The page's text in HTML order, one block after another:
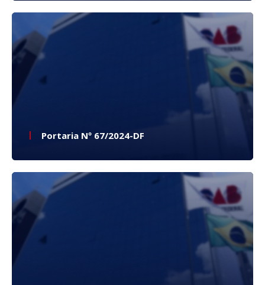
Portaria Nº 67/2024-DF